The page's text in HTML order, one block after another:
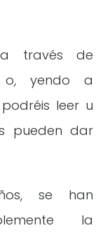
través de
o, yendo a
leer u
pueden dar
se han
la